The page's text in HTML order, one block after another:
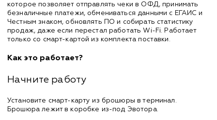
которое позволяет отправлять чеки в ОФД, принимать
безналичные платежи, обмениваться данными с ЕГАИС и
Честным знаком, обновлять ПО и собирать статистику
продаж, даже если перестал работать Wi-Fi. Работает
только со смарт-картой из комплекта поставки.
Как это работает?
Начните работу
Установите смарт-карту из брошюры в терминал.
Брошюра лежит в коробке из-под Эвотора.